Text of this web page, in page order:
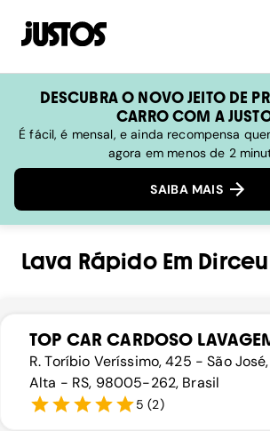
DESCUBRA O NOVO JEITO DE
CARRO COM A
É fácil, é mensal, e ainda recompensa
agora em menos de 2
SAIBA MAIS
Lava RápidoEm Dirceu
TOP CAR CARDOSO
R. Toríbio Veríssimo, 425 - São
Alta - RS, 98005-262, Brasil
5 (2)